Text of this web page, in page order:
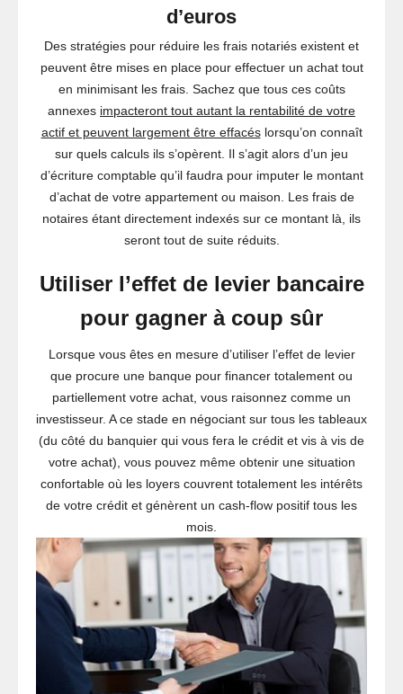
d’euros
Des stratégies pour réduire les frais notariés existent et
peuvent être mises en place pour effectuer un achat tout
en minimisant les frais. Sachez que tous ces coûts
annexes impacteront tout autant la rentabilité de votre
actif et peuvent largement être effacéslorsqu’on connaît
sur quels calculs ils s’opèrent. Il s’agit alors d’un jeu
d’écriture comptable qu’il faudra pour imputer le montant
d’achat de votre appartement ou maison. Les frais de
notaires étant directement indexés sur ce montant là, ils
seront tout de suite réduits.
Utiliser l’effet de levier bancaire
pour gagner à coup sûr
Lorsque vous êtes en mesure d’utiliser l’effet de levier
que procure une banque pour financer totalement ou
partiellement votre achat, vous raisonnez comme un
investisseur. A ce stade en négociant sur tous les tableaux
(du côté du banquier qui vous fera le crédit et vis à vis de
votre achat), vous pouvez même obtenir une situation
confortable où les loyers couvrent totalement les intérêts
de votre crédit et génèrent un cash-flow positif tous les
mois.